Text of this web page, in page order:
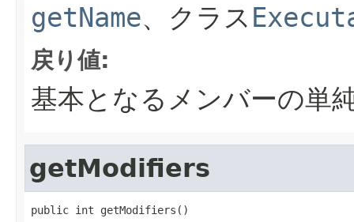
getName、クラス
戻り値:
基本となるメンバーの単
getModifiers
public int getModifiers()